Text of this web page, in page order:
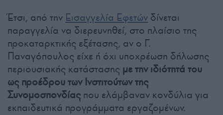
Έτσι, από την Εισαγγελία Εφετών δίνεται
παραγγελία να διερευνηθεί, στο πλαίσιο της
προκαταρκτικής εξέτασης, αν ο Γ.
Παναγόπουλος είχε ή όχι υποχρέωση δήλωσης
περιουσιακής κατάστασης με την ιδιότητά του
ως προέδρου των Ινστιτούτων της
Συνομοσπονδίαςπου ελάμβαναν κονδύλια για
εκπαιδευτικά προγράμματα εργαζομένων.